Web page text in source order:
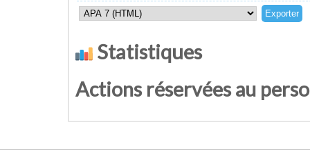
Statistiques
Actions réservées au